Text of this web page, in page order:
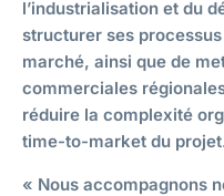
l’industrialisation et du
structurer ses
marché, ainsi que de
commerciales
réduire la complexité
time-to-market du
« Nous accompagnons